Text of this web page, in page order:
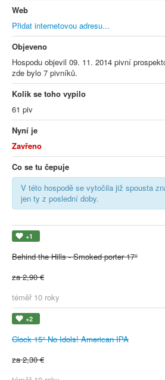
Web
Přidat internetovou adresu...
Objeveno
Hospodu objevil 09. 11. 2014 pivní
zde bylo 7 pivníků.
Kolik se toho vypilo
61 piv
Nyní je
Zavřeno
Co se tu čepuje
V této hospodě se vytočila již spousta
jen ty z poslední doby.
+1
Behind the Hills - Smoked porter 17°
za 2,90 €
téměř 10 roky
+2
Clock 15° No Idols! American IPA
za 2,30 €